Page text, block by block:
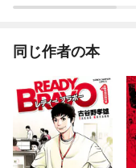
同じ作者の本